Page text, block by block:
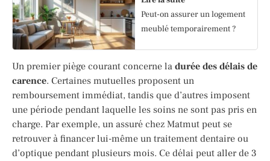
Peut-on assurer un logement
meublé temporairement ?
Un premier piège courant concerne la durée des délais de
carence. Certaines mutuelles proposent un
remboursement immédiat, tandis que d’autres imposent
une période pendant laquelle les soins ne sont pas pris en
charge. Par exemple, un assuré chez Matmut peut se
retrouver à financer lui-même un traitement dentaire ou
d’optique pendant plusieurs mois. Ce délai peut aller de 3